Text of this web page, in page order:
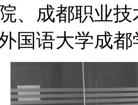
、成都职业
国语大学成